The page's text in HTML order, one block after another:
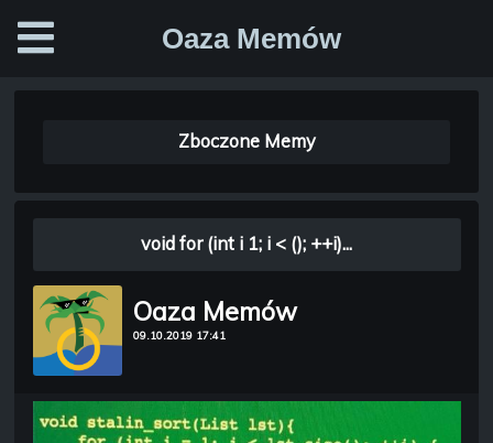
Oaza Memów
Zboczone Memy
Oaza Memów
09.10.2019 17:41
void for (int i 1; i < (); ++i)...